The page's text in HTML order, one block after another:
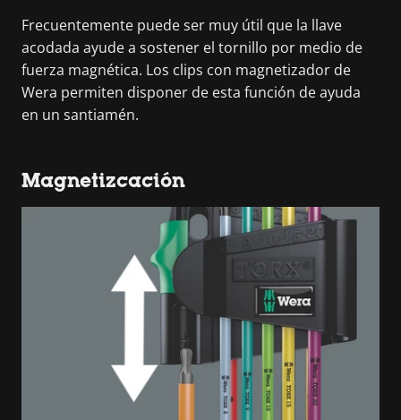
Frecuentemente puede ser muy útil que la llave
acodada ayude a sostener el tornillo por medio de
fuerza magnética. Los clips con magnetizador de
Wera permiten disponer de esta función de ayuda
en un santiamén.
Magnetizcación